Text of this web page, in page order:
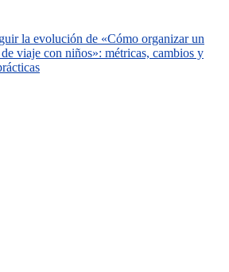
la evolución de «Cómo organizar un
viaje con niños»: métricas, cambios y